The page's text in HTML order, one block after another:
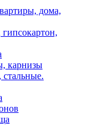
дома,
карнизы